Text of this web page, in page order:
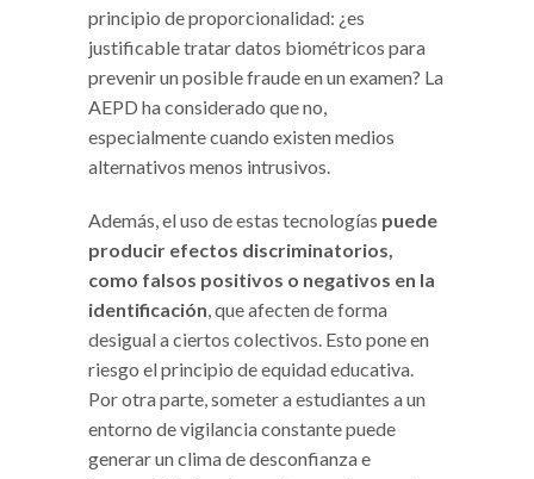
principio de proporcionalidad: ¿es
justificable tratar datos biométricos para
prevenir un posible fraude en un examen? La
AEPD ha considerado que no,
especialmente cuando existen medios
alternativos menos intrusivos.
Además, el uso de estas tecnologías puede
producir efectos discriminatorios,
como falsos positivos o negativos en la
identificación, que afecten de forma
desigual a ciertos colectivos. Esto pone en
riesgo el principio de equidad educativa.
Por otra parte, someter a estudiantes a un
entorno de vigilancia constante puede
generar un clima de desconfianza e